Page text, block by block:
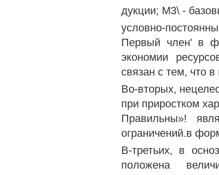
дукции; М3\ -
условно-
Первый член' в
экономии
связан с тем, что
Во-вторых,
при приростком
Правильны»!
ограничений.в
В-третьих, в
положена